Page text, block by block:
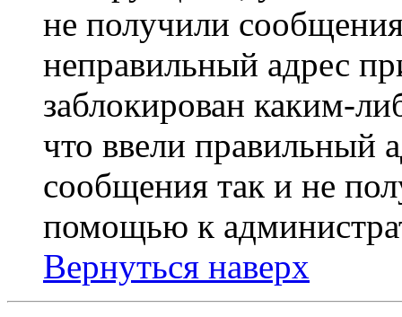
не получили
неправильный адрес
заблокирован каким-
что ввели правильный
сообщения так и не
помощью к
Вернуться наверх